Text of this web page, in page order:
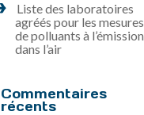
Liste des laboratoires
agréés pour les mesures
de polluants à l’émission
dans l’air
Commentaires
récents